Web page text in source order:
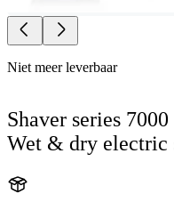
Niet meer leverbaar
Shaver series
Wet & dry electric